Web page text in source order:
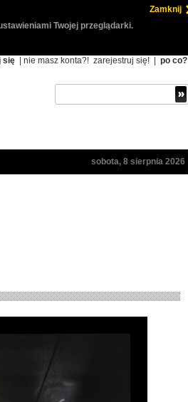
Zamknij
Twojej przeglądarki.
się | nie masz konta?! zarejestruj się! po co?
sobota, 8 sierpnia 2026